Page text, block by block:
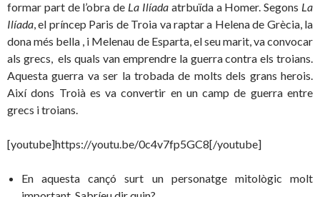
formar part de l’obra de La Ilíadaatrbuïda a Homer. Segons La
Ilíada, el príncep Paris de Troia va raptar a Helena de Grècia, la
dona més bella , i Melenau de Esparta, el seu marit, va convocar
als grecs, els quals van emprendre la guerra contra els troians.
Aquesta guerra va ser la trobada de molts dels grans herois.
Així dons Troià es va convertir en un camp de guerra entre
grecs i troians.
[youtube]https://youtu.be/0c4v7fp5GC8[/youtube]
En aquesta cançó surt un personatge mitològic molt